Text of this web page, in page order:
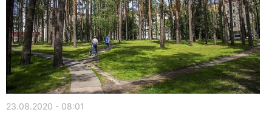
23.08.2020 - 08:01